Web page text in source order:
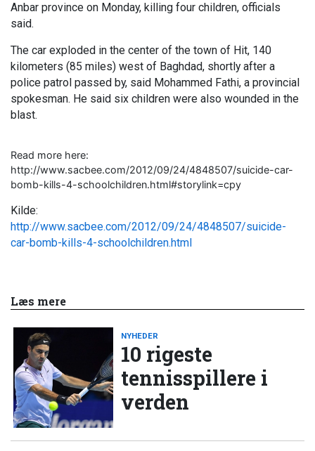
Anbar province on Monday, killing four children, officials
said.
The car exploded in the center of the town of Hit, 140
kilometers (85 miles) west of Baghdad, shortly after a
police patrol passed by, said Mohammed Fathi, a provincial
spokesman. He said six children were also wounded in the
blast.
Read more here:
http://www.sacbee.com/2012/09/24/4848507/suicide-car-
bomb-kills-4-schoolchildren.html#storylink=cpy
Kilde:
http://www.sacbee.com/2012/09/24/4848507/suicide-
car-bomb-kills-4-schoolchildren.html
Læs mere
NYHEDER
10 rigeste
tennisspillere i
verden